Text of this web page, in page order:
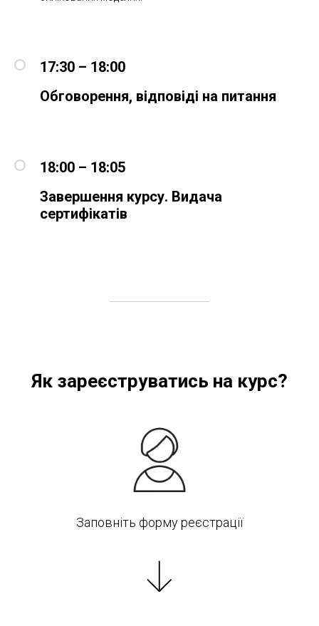
17:30 – 18:00
Обговорення, відповіді на питання
18:00 – 18:05
Завершення курсу. Видача
сертифікатів
Як зареєструватись на курс?
Заповніть форму реєстрації